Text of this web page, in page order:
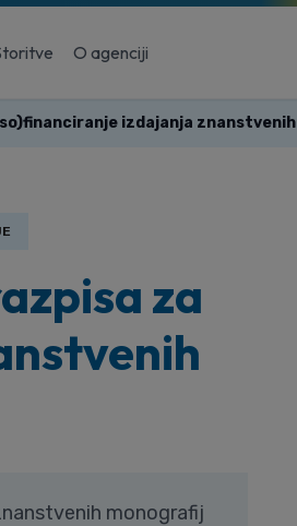
O agenciji
izdajanja
za
monografij